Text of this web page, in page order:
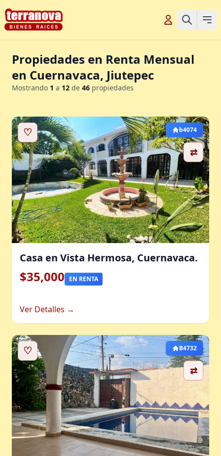
Propiedades en Renta Mensual
en Cuernavaca, Jiutepec
Mostrando 1 a 12 de 46 propiedades
♡
⇄
b4074
Casa en Vista Hermosa, Cuernavaca.
$35,000 EN RENTA
Ver Detalles →
♡
⇄
B4732